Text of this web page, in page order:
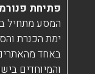
פתיחת
המסע מתחיל
ימת הכנרת
באחד
והמיוחדים